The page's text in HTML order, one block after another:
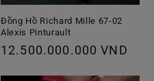
Đồng Hồ Richard Mille 67-02
Alexis Pinturault
Giá
12.500.000.000 VND